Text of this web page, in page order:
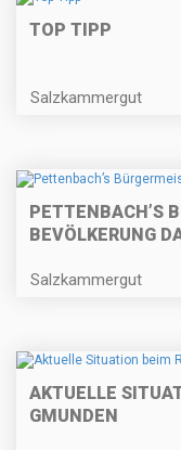
TOP TIPP
Salzkammergut
PETTENBACH’S
BEVÖLKERUNG
Salzkammergut
AKTUELLE
GMUNDEN